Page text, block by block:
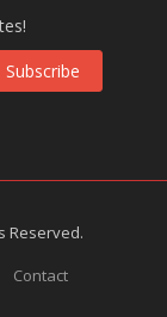
Subscribe
Reserved.
Contact